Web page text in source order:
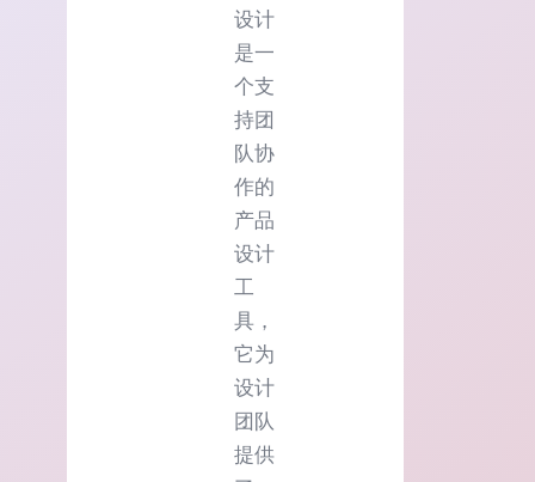
设计
是一
个支
持团
队协
作的
产品
设计
工
具，
它为
设计
团队
提供